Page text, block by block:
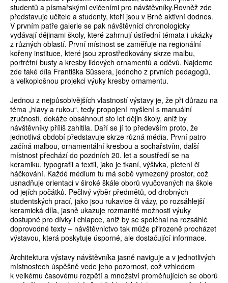
studentů a písmařskými cvičeními pro návštěvníky.Rovněž zde
představuje učitele a studenty, kteří jsou v Brně aktivní dodnes.
V prvním patře galerie se pak návštěvníci chronologicky
vydávají dějinami školy, které zahrnují ústřední témata i ukázky
z různých oblastí. První místnost se zaměřuje na regionální
kořeny instituce, které jsou zprostředkovány skrze malbu,
portrétní busty a kresby lidových ornamentů a oděvů. Najdeme
zde také díla Františka Süssera, jednoho z prvních pedagogů,
a velkoplošnou projekci výuky kresby ornamentu.
Jednou z nejpůsobivějších vlastností výstavy je, že při důrazu na
téma „hlavy a rukou“, tedy propojení myšlení s manuální
zručností, dokáže obsáhnout sto let dějin školy, aniž by
návštěvníky příliš zahltila. Daří se jí to především proto, že
jednotlivá období představuje skrze různá média. První patro
začíná malbou, ornamentální kresbou a sochařstvím, další
místnost přechází do pozdních 20. let a soustředí se na
keramiku, typografii a textil, jako je tkaní, výšivka, pletení či
háčkování. Každé médium tu má sobě vymezený prostor, což
usnadňuje orientaci v široké škále oborů vyučovaných na škole
od jejích počátků. Pečlivý výběr předmětů, od drobných
studentských prací, jako jsou rukavice či vázy, po rozsáhlejší
keramická díla, jasně ukazuje rozmanité možnosti výuky
dostupné pro dívky i chlapce, aniž by se spoléhal na rozsáhlé
doprovodné texty – návštěvnictvo tak může přirozeně procházet
výstavou, která poskytuje úsporné, ale dostačující informace.
Architektura výstavy návštěvníka jasně naviguje a v jednotlivých
místnostech úspěšně vede jeho pozornost, což vzhledem
k velkému časovému rozpětí a množství proměňujících se oborů